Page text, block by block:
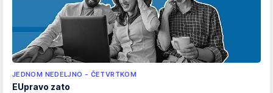
JEDNOM NEDELJNO - ČETVRTKOM
EUpravo zato